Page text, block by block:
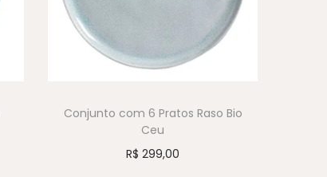
Conjunto com 6 Pratos Raso Bio
Ceu
R$ 299,00